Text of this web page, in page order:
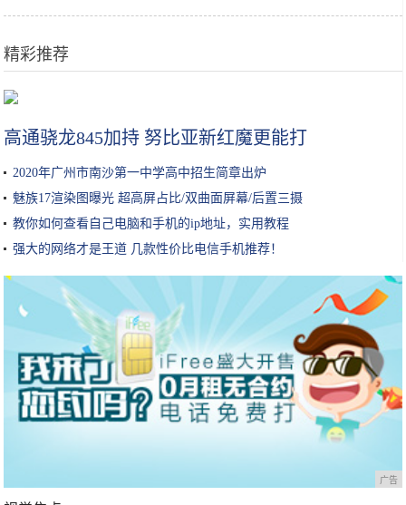
精彩推荐
高通骁龙845加持 努比亚新红魔更能打
2020年广州市南沙第一中学高中招生简章出炉
魅族17渲染图曝光 超高屏占比/双曲面屏幕/后置三摄
教你如何查看自己电脑和手机的ip地址，实用教程
强大的网络才是王道 几款性价比电信手机推荐！
广告